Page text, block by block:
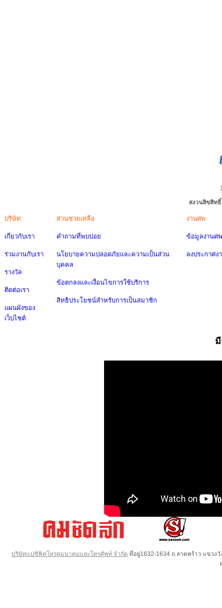
สงวนลิขสิท
บริษัท
เกี่ยวกับเรา
ร่วมงานกับเรา
รางวัล
ติดต่อเรา
แผนผังของ
เว็บไซต์
ส่วนช่วยเหลือ
คำถามที่พบบ่อย
นโยบายความปลอดภัยและความเป็นส่วน
บุคคล
ข้อตกลงและเงื่อนไขการใช้บริการ
สิทธิประโยชน์สำหรับการเป็นสมาชิก
งานศพ
ข้อมูลงานศพ
ลงประกาศง
บริษัทแปซิฟิคโทรคมนาคมและโทรศัพท์ จำกัด ที่อยู่1632-1634 ถ.ลาดพร้าว แขวง